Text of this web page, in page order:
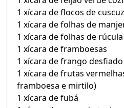
1 xícara de flocos de cuscuz
1 xícara de folhas de
1 xícara de folhas de rúcula
1 xícara de framboesas
1 xícara de frango desfiado
1 xícara de frutas
framboesa e mirtilo)
1 xícara de fubá